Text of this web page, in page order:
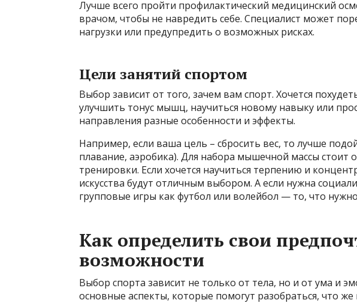
Лучше всего пройти профилактический медицинский
врачом, чтобы не навредить себе. Специалист может
нагрузки или предупредить о возможных рисках.
Цели занятий спортом
Выбор зависит от того, зачем вам спорт. Хочется
улучшить тонус мышц, научиться новому навыку или
направления разные особенности и эффекты.
Например, если ваша цель – сбросить вес, то лучше
плавание, аэробика). Для набора мышечной массы стоит
тренировки. Если хочется научиться терпению и
искусства будут отличным выбором. А если нужна
групповые игры как футбол или волейбол — то, что
Как определить свои
возможности
Выбор спорта зависит не только от тела, но и от ума и
основные аспекты, которые помогут разобраться, что